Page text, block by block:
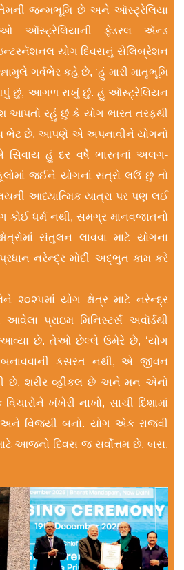
તેમની જન્મભૂમિ છે અને ઑસ્ટ્રેલિયા
ઑસ્ટ્રેલિયાની ફેડરલ ઍન્ડ
ઇન્ટરનૅશનલ યોગ દિવસનું સેલિબ્રેશન
ગર્વભેર કહે છે, ‘હું મારી માતૃભૂમિ
છું, આગળ રાખું છું. હું ઑસ્ટ્રેલિયન
રહું છું કે યોગ ભારત તરફથી
ભેટ છે, આપણે એ અપનાવીને યોગનો
હું દર વર્ષે ભારતનાં અલગ-
જઈને યોગનાં સત્રો લઉં છું તો
આધ્યાત્મિક યાત્રા પર પણ લઈ
કોઈ ધર્મ નથી, સમગ્ર માનવજાતનો
સંતુલન લાવવા માટે યોગના
નરેન્દ્ર મોદી અદ્ભુત કામ કરે
૨૦૨૫માં યોગ ક્ષેત્ર માટે નરેન્દ્ર
આવેલા પ્રાઇમ મિનિસ્ટર્સ અવૉર્ડથી
આવ્યા છે. તેઓ છેલ્લે ઉમેરે છે, ‘યોગ
કસરત નથી, એ જીવન
છે. શરીર વ્હ‌ીકલ છે અને મન એનો
ખંખેરી નાખો, સાચી દિશામાં
અને વિજયી બનો. યોગ એક રાજવી
આજનો દિવસ જ સર્વોત્તમ છે. બસ,